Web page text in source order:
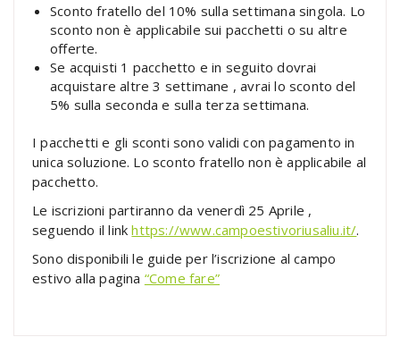
Sconto fratello del 10% sulla settimana singola. Lo
sconto non è applicabile sui pacchetti o su altre
offerte.
Se acquisti 1 pacchetto e in seguito dovrai
acquistare altre 3 settimane , avrai lo sconto del
5% sulla seconda e sulla terza settimana.
I pacchetti e gli sconti sono validi con pagamento in
unica soluzione. Lo sconto fratello non è applicabile al
pacchetto.
Le iscrizioni partiranno da venerdì 25 Aprile ,
seguendo il linkhttps://www.campoestivoriusaliu.it/.
Sono disponibili le guide per l’iscrizione al campo
estivo alla pagina “Come fare”